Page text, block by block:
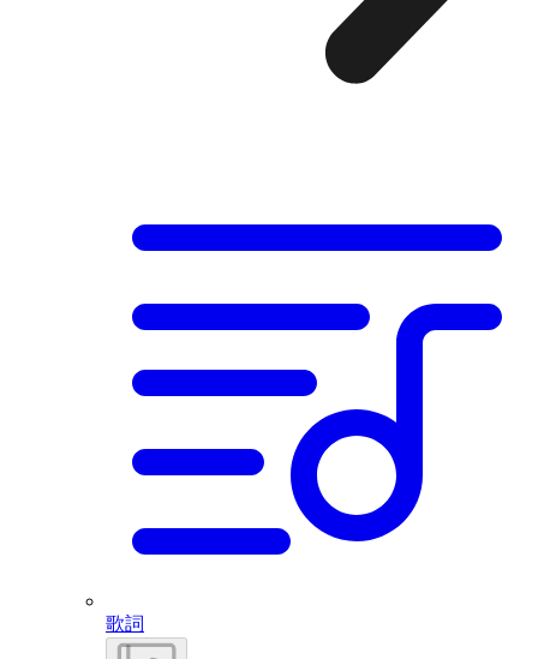
歌詞